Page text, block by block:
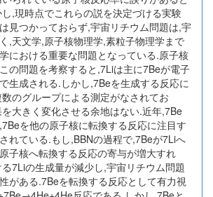
,現時点でこれらの説を決定づける実験
見つかっておらず,宇宙リチウム問題は,宇
,天文学,原子核物理学,素粒子物理学まで
における重要な問題となっている.原子核
の問題を考察すると,7Liは主に7Beが電子
生成される.しかし,7Beを生成する反応に
のグループによる測定がなされてお
大きく変化させる余地はない.近年,7Be
を他の原子核に転換する反応に注目す
れている.もし,BBNの過程で,7Beが7Liへ
子核へ転換する反応の寄与が増大すれ
7Liの生成量が減少し,宇宙リチウム問題
がある.7Beを転換する反応として有力視